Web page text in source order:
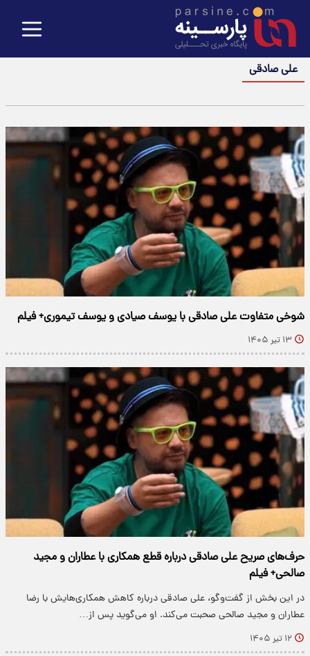
علی صادقی
شوخی متفاوت علی صادقی با یوسف صیادی و یوسف تیموری+ فیلم
۱۳ تیر ۱۴۰۵
حرف‌های صریح علی صادقی درباره قطع همکاری با عطاران و مجید
صالحی+ فیلم
در این بخش از گفت‌وگو، علی صادقی درباره کاهش همکاری‌هایش با رضا
عطاران و مجید صالحی صحبت می‌کند. او می‌گوید پس از…
۱۲ تیر ۱۴۰۵